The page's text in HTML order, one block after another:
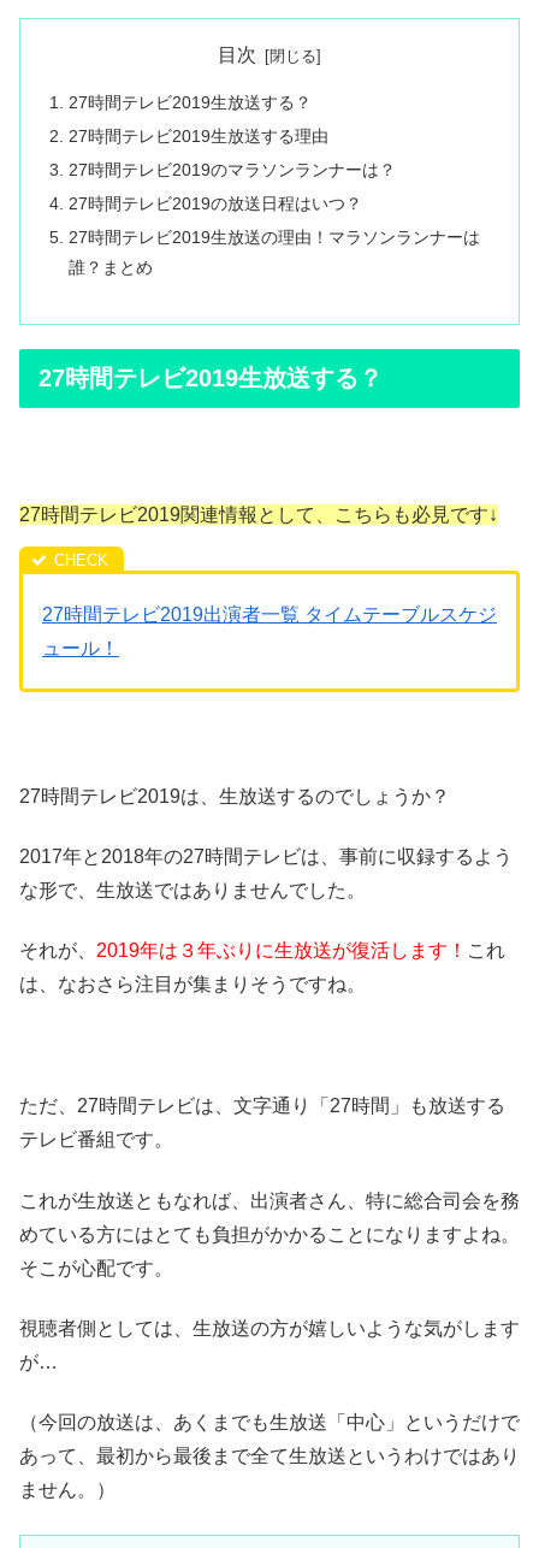
目次
27時間テレビ2019生放送する？
27時間テレビ2019生放送する理由
27時間テレビ2019のマラソンランナーは？
27時間テレビ2019の放送日程はいつ？
27時間テレビ2019生放送の理由！マラソンランナーは
誰？まとめ
27時間テレビ2019生放送する？
27時間テレビ2019関連情報として、こちらも必見です↓
27時間テレビ2019出演者一覧 タイムテーブルスケジ
ュール！
27時間テレビ2019は、生放送するのでしょうか？
2017年と2018年の27時間テレビは、事前に収録するよう
な形で、生放送ではありませんでした。
それが、 2019年は３年ぶりに生放送が復活します！ これ
は、なおさら注目が集まりそうですね。
ただ、27時間テレビは、文字通り「27時間」も放送する
テレビ番組です。
これが生放送ともなれば、出演者さん、特に総合司会を務
めている方にはとても負担がかかることになりますよね。
そこが心配です。
視聴者側としては、生放送の方が嬉しいような気がします
が…
（今回の放送は、あくまでも生放送「中心」というだけで
あって、最初から最後まで全て生放送というわけではあり
ません。）